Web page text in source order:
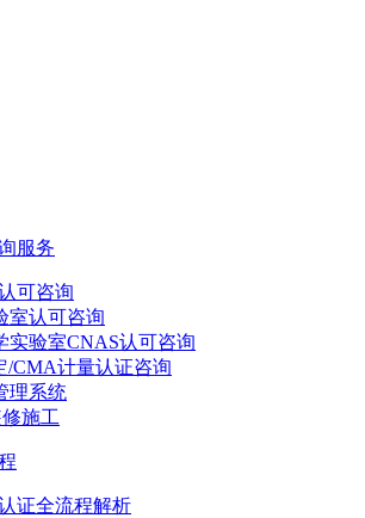
服务
可咨询
室认可咨询
实验室CNAS认可咨询
/CMA计量认证咨询
理系统
施工
证全流程解析